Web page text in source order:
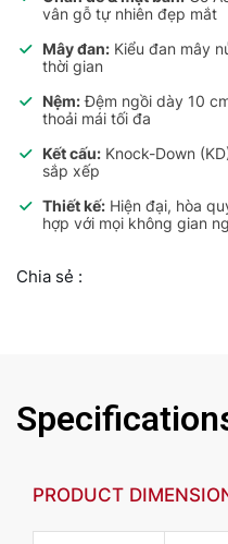
vân gỗ tự nhiên đẹp mắt
Mây đan: Kiểu đan mây
thời gian
Nệm:Đệm ngồi dày 10
thoải mái tối đa
Kết cấu: Knock-Down
sắp xếp
Thiết kế: Hiện đại, hòa
hợp với mọi không gian
Chia sẻ :
PRODUCT